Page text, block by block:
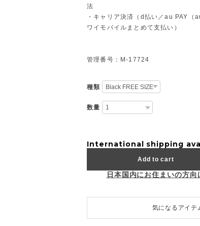
法
・キャリア決済（d払い／au PAY（
ワイモバイルまとめて支払い）
管理番号：M-17724
種類
数量
International shipping
Add to cart
日本国内にお住まいの方向
気になるアイテ